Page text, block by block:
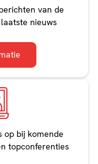
van de
nieuws
op bij komende
topconferenties